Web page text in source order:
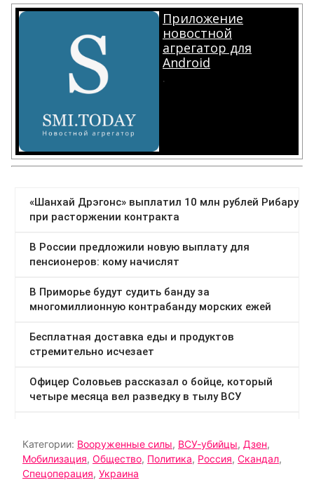
Приложение
новостной
агрегатор для
Android
.
Категории: Вооруженные силы, ВСУ-убийцы, Дзен,
Мобилизация, Общество, Политика, Россия, Скандал,
Спецоперация, Украина